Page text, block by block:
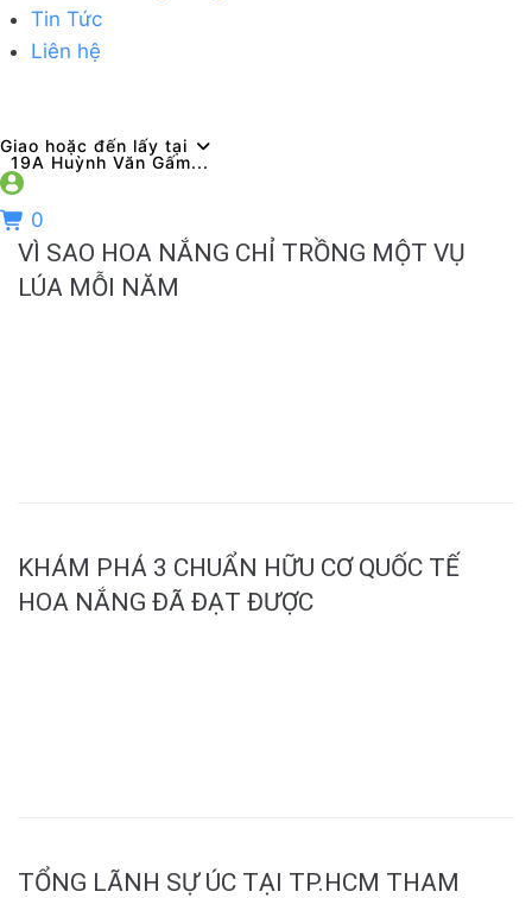
Tin Tức
Liên hệ
Giao hoặc đến lấy tại
19A Huỳnh Văn Gấm...
0
VÌ SAO HOA NẮNG CHỈ TRỒNG MỘT VỤ
LÚA MỖI NĂM
KHÁM PHÁ 3 CHUẨN HỮU CƠ QUỐC TẾ
HOA NẮNG ĐÃ ĐẠT ĐƯỢC
TỔNG LÃNH SỰ ÚC TẠI TP.HCM THAM